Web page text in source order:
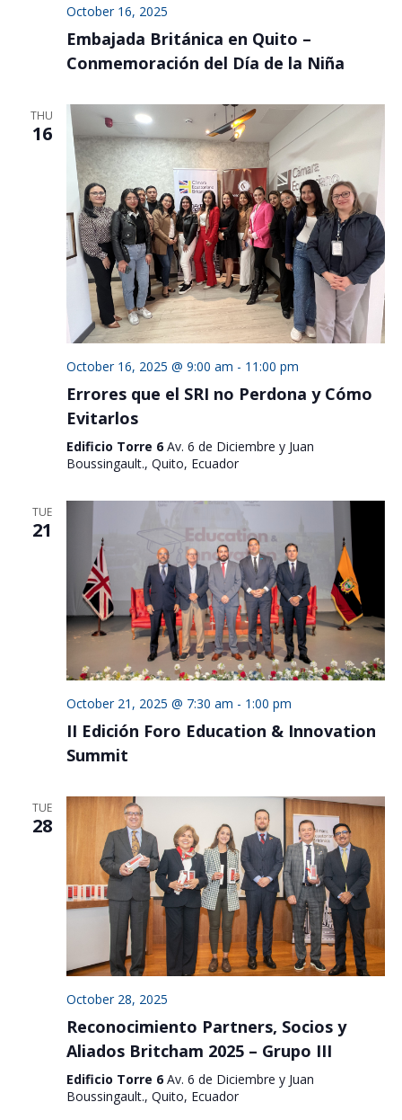
October 16, 2025
Embajada Británica en Quito –
Conmemoración del Día de la Niña
THU
16
October 16, 2025 @ 9:00 am - 11:00 pm
Errores que el SRI no Perdona y Cómo
Evitarlos
Edificio Torre 6 Av. 6 de Diciembre y Juan
Boussingault., Quito, Ecuador
TUE
21
October 21, 2025 @ 7:30 am - 1:00 pm
II Edición Foro Education & Innovation
Summit
TUE
28
October 28, 2025
Reconocimiento Partners, Socios y
Aliados Britcham 2025 – Grupo III
Edificio Torre 6 Av. 6 de Diciembre y Juan
Boussingault., Quito, Ecuador